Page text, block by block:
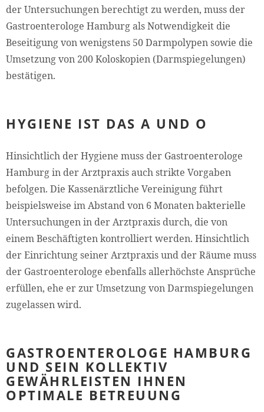
der Untersuchungen berechtigt zu werden, muss der
Gastroenterologe Hamburg als Notwendigkeit die
Beseitigung von wenigstens 50 Darmpolypen sowie die
Umsetzung von 200 Koloskopien (Darmspiegelungen)
bestätigen.
HYGIENE IST DAS A UND O
Hinsichtlich der Hygiene muss der Gastroenterologe
Hamburg in der Arztpraxis auch strikte Vorgaben
befolgen. Die Kassenärztliche Vereinigung führt
beispielsweise im Abstand von 6 Monaten bakterielle
Untersuchungen in der Arztpraxis durch, die von
einem Beschäftigten kontrolliert werden. Hinsichtlich
der Einrichtung seiner Arztpraxis und der Räume muss
der Gastroenterologe ebenfalls allerhöchste Ansprüche
erfüllen, ehe er zur Umsetzung von Darmspiegelungen
zugelassen wird.
GASTROENTEROLOGE HAMBURG
UND SEIN KOLLEKTIV
GEWÄHRLEISTEN IHNEN
OPTIMALE BETREUUNG